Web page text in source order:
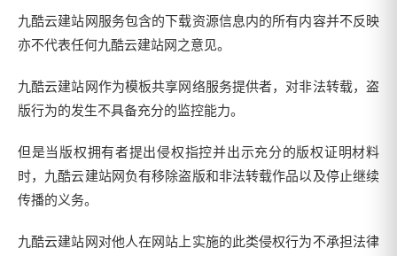
九酷云建站网服务包含的下载资源信息内的所有内容并不反映
亦不代表任何九酷云建站网之意见。
九酷云建站网作为模板共享网络服务提供者，对非法转载，盗
版行为的发生不具备充分的监控能力。
但是当版权拥有者提出侵权指控并出示充分的版权证明材料
时，九酷云建站网负有移除盗版和非法转载作品以及停止继续
传播的义务。
九酷云建站网对他人在网站上实施的此类侵权行为不承担法律